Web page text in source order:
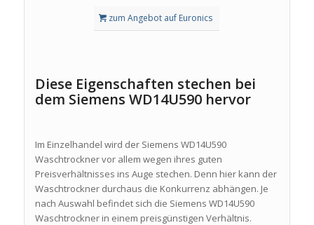
zum Angebot auf Euronics
Diese Eigenschaften stechen bei
dem Siemens WD14U590 hervor
Im Einzelhandel wird der Siemens WD14U590
Waschtrockner vor allem wegen ihres guten
Preisverhältnisses ins Auge stechen. Denn hier kann der
Waschtrockner durchaus die Konkurrenz abhängen. Je
nach Auswahl befindet sich die Siemens WD14U590
Waschtrockner in einem preisgünstigen Verhältnis.